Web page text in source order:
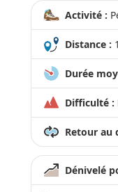
d
Activité :
Distance :
Durée
Difficulté :
Retour au
Dénivelé